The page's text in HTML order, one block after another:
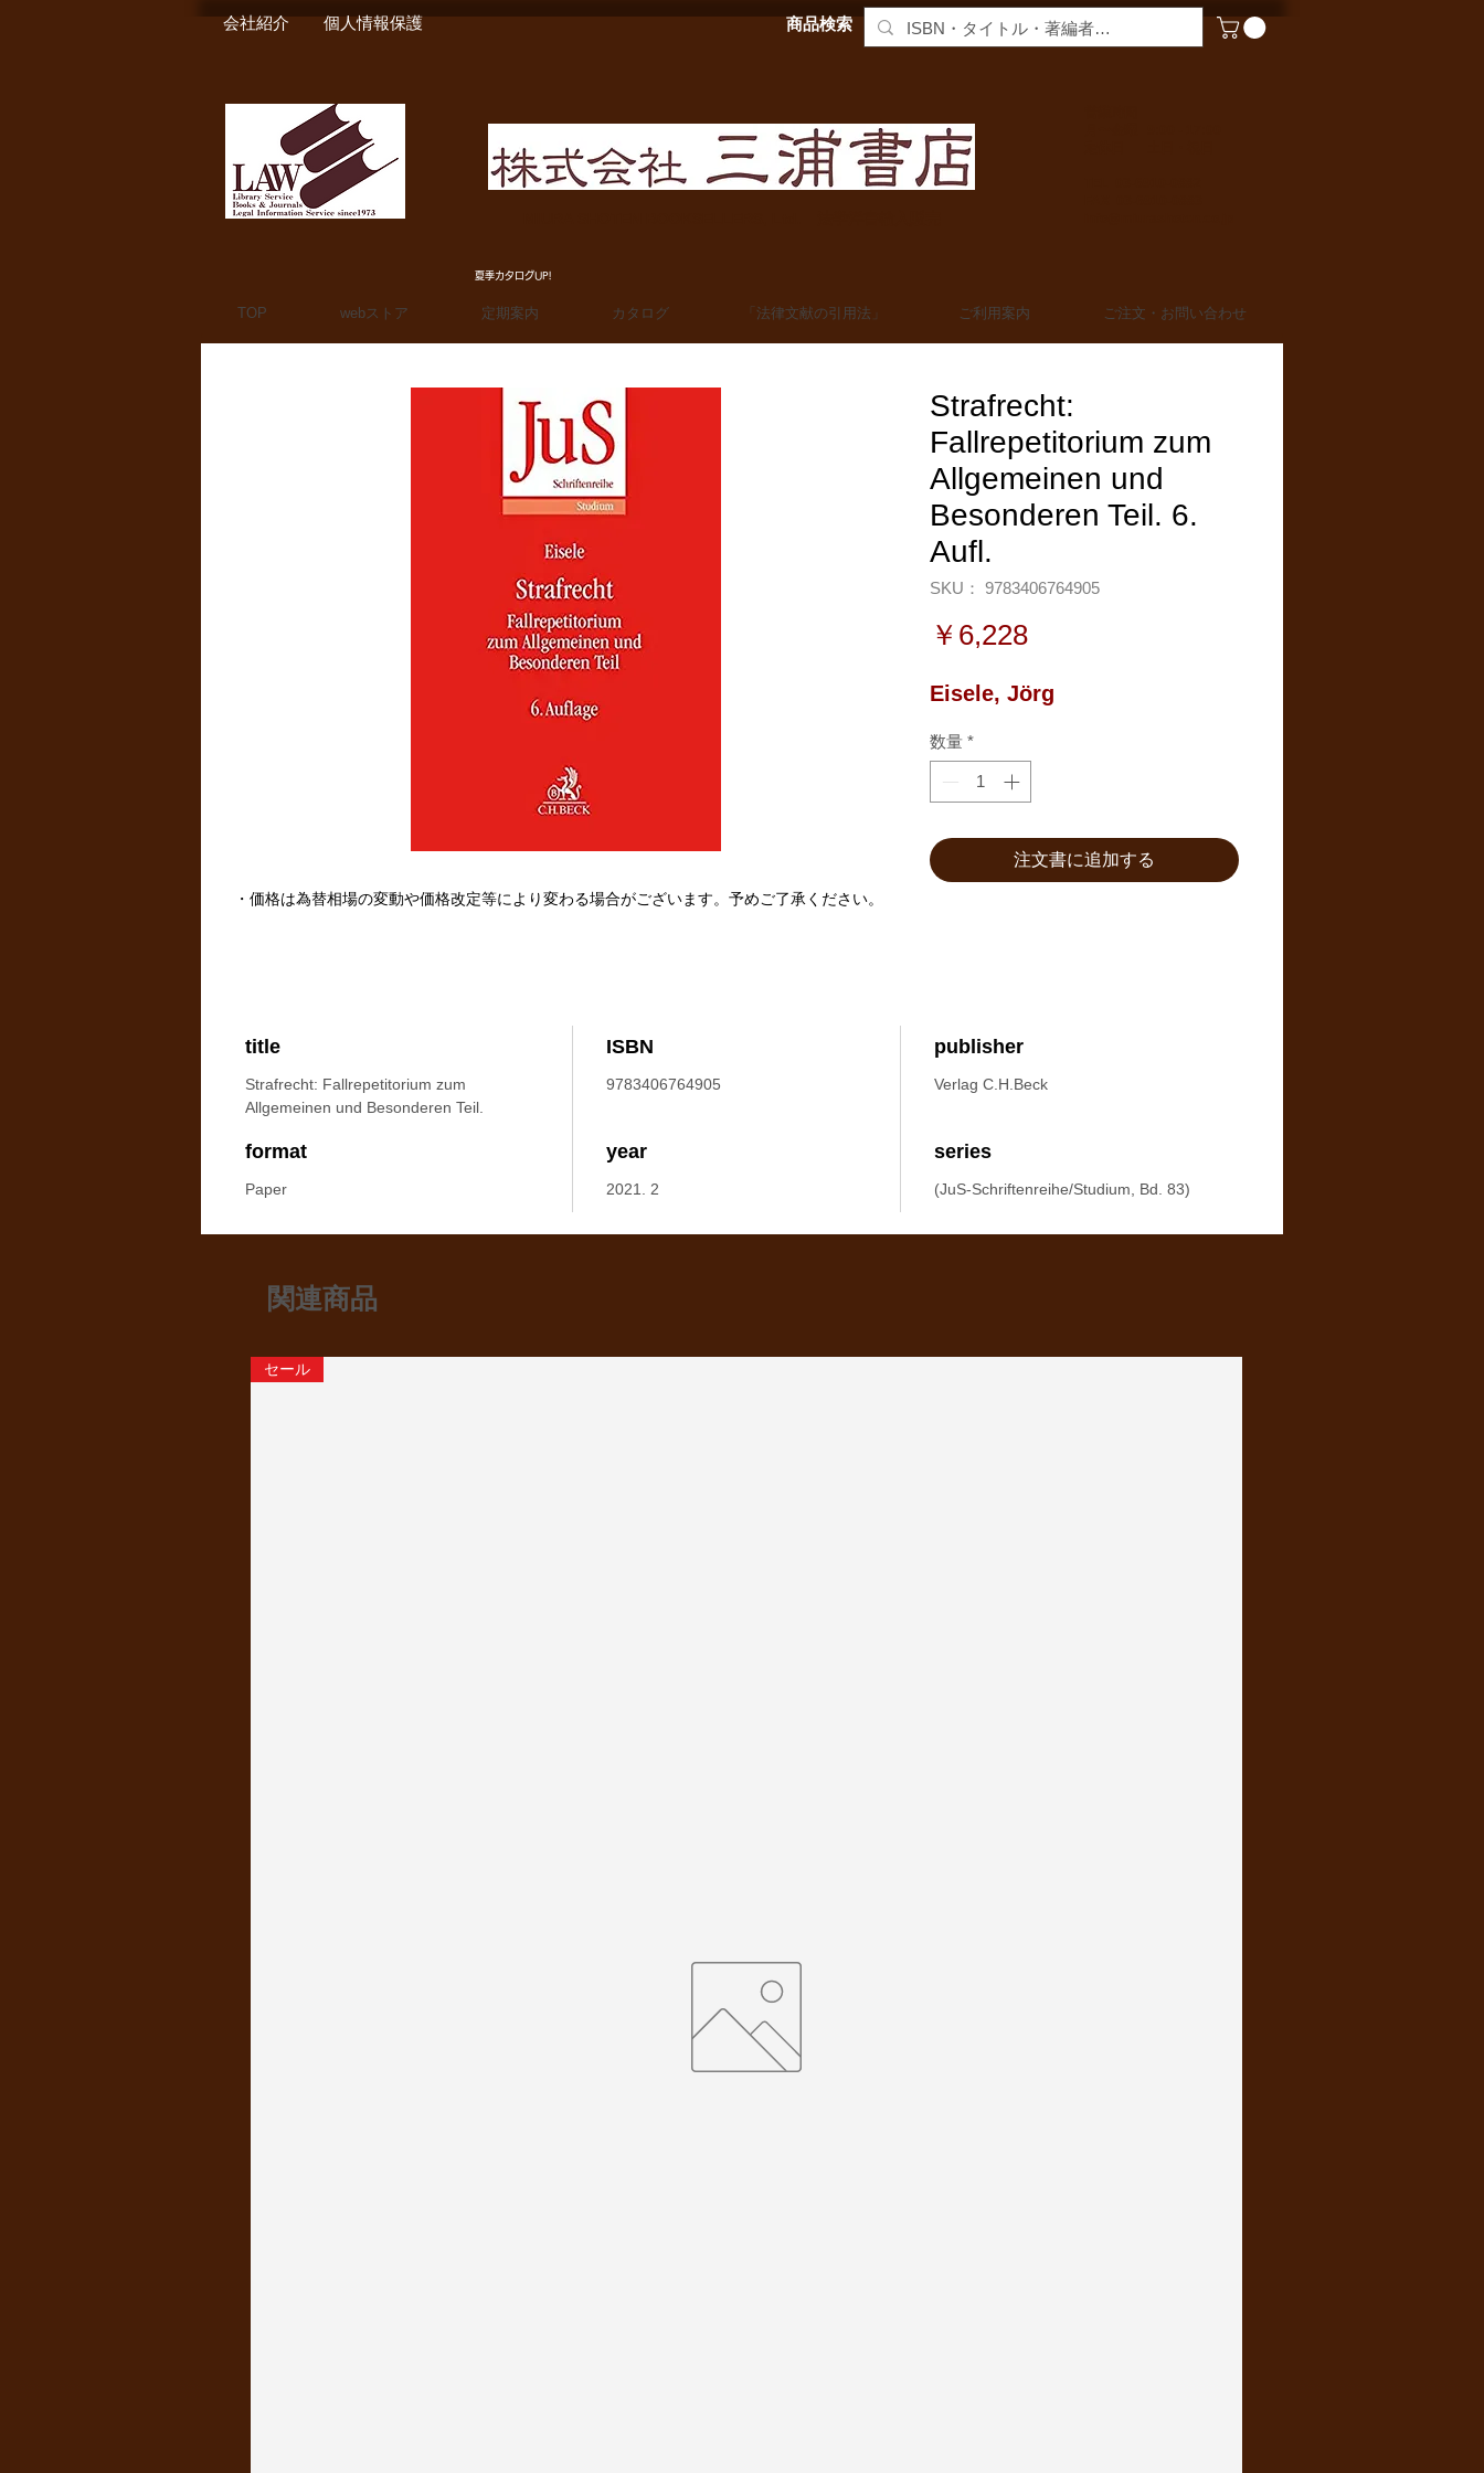
会社紹介 個人情報保護 商品検索
夏季カタログUP!
TOP webストア 定期案内 カタログ 「法律文献の引用法」 ご利用案内 ご注文・お問い合わせ
Strafrecht:
Fallrepetitorium zum
Allgemeinen und
Besonderen Teil. 6.
Aufl.
SKU： 9783406764905
￥6,228価
Eisele, Jörg
数量 *
注文書に追加する
title
Strafrecht: Fallrepetitorium zum
Allgemeinen und Besonderen Teil.
ISBN
9783406764905
publisher
Verlag C.H.Beck
format
Paper
year
2021. 2
series
(JuS-Schriftenreihe/Studium, Bd. 83)
・価格は為替相場の変動や価格改定等により変わる場合がございます。予めご了承ください。
関連商品
セール